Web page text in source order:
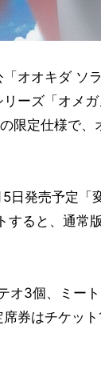
オオキダ ソ
ーズ「オメ
限定仕様で、
日発売予定「
すると、通常
オ3個、ミー
券はチケット